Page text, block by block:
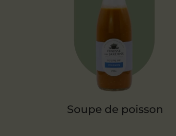
Soupe de poisson